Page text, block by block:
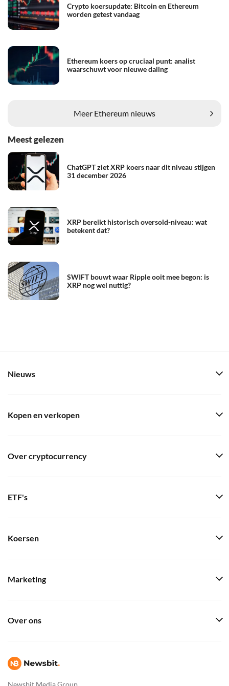
Crypto koersupdate: Bitcoin en Ethereum
worden getest vandaag
Ethereum koers op cruciaal punt: analist
waarschuwt voor nieuwe daling
Meer Ethereum nieuws
Meest gelezen
ChatGPT ziet XRP koers naar dit niveau stijgen
31 december 2026
XRP bereikt historisch oversold-niveau: wat
betekent dat?
SWIFT bouwt waar Ripple ooit mee begon: is
XRP nog wel nuttig?
Newsbit Media Group
Nieuws
Kopen en verkopen
Over cryptocurrency
ETF's
Koersen
Marketing
Over ons